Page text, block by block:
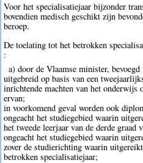
Voor het specialisatiejaar bijzonder
bovendien medisch geschikt zijn
beroep.
De toelating tot het betrokken
:
a) door de Vlaamse minister,
uitgebreid op basis van een
inrichtende machten van het onderwijs
ervan;
in voorkomend geval worden ook
ongeacht het studiegebied waarin
het tweede leerjaar van de derde graad
ongeacht het studiegebied waarin
zover de studierichting waarin
betrokken specialisatiejaar;